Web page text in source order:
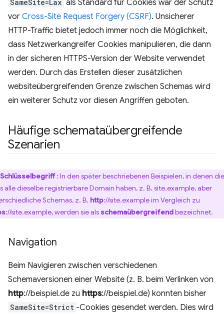
SameSite=Lax als Standard für Cookies war der Schutz
vor Cross-Site Request Forgery (CSRF). Unsicherer
HTTP-Traffic bietet jedoch immer noch die Möglichkeit,
dass Netzwerkangreifer Cookies manipulieren, die dann
in der sicheren HTTPS-Version der Website verwendet
werden. Durch das Erstellen dieser zusätzlichen
websiteübergreifenden Grenze zwischen Schemas wird
ein weiterer Schutz vor diesen Angriffen geboten.
Häufige schemataübergreifende
Szenarien
Schlüsselbegriff: In den später beschriebenen Beispielen, in denen die
alle dieselbe registrierbare Domain haben, z. B. site.example, aber
Schemas, z. B. http://site.example im Vergleich zu
://site.example, werden sie als schemaübergreifendbezeichnet.
Navigation
Beim Navigieren zwischen verschiedenen
Schemaversionen einer Website (z. B. beim Verlinken von
http://beispiel.de zu https://beispiel.de) konnten bisher
SameSite=Strict -Cookies gesendet werden. Dies wird